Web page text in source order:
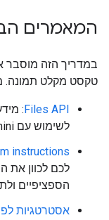
המאמרים
במדריך הזה מוסבר
טקסט מקלט תמונה.
Files API
:
לשימוש עם Gemini
instructions
לכם לכוון את
הספציפיים
אסטרטגיות